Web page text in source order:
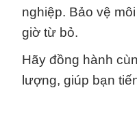
nghiệp. Bảo vệ
giờ từ bỏ.
Hãy đồng hành
lượng, giúp bạn